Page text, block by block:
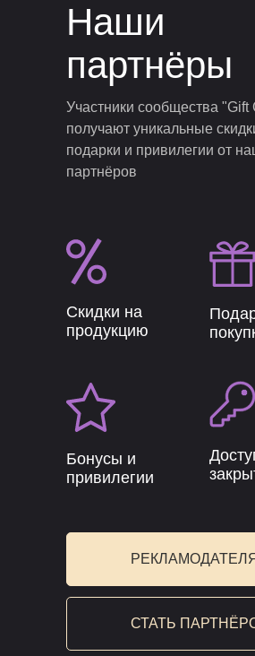
Участники сообщества "Gift
получают уникальные
подарки и привилегии от
партнёров
СТАТЬ
Наши
партнёры
Скидки на
продукцию
Бонусы и
привилегии